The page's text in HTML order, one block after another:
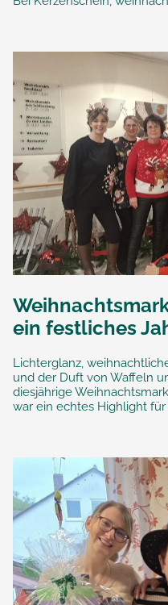
ein festliches
Lichterglanz,
und der Duft von Waffeln
diesjährige
war ein echtes Highlight